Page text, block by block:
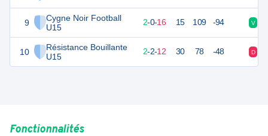
9
Cygne Noir Football
U15
10
Résistance Bouillante
U15
24 2-0-16 15 109 -94 V
23 18 2-2-12 30 78 -48 D
Fonctionnalités